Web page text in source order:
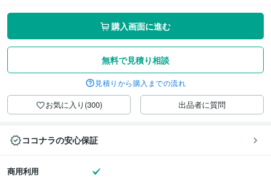
購入画面に進む
無料で見積り相談
見積りから購入までの流れ
お気に入り(300) 出品者に質問
ココナラの安心保証
商用利用